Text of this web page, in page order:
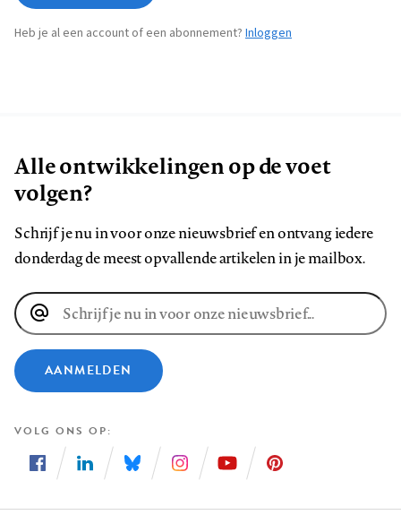
Heb je al een account of een abonnement? Inloggen
Alle ontwikkelingen op de voet
volgen?
Schrijf je nu in voor onze nieuwsbrief en ontvang iedere
donderdag de meest opvallende artikelen in je mailbox.
E-
mailadres
AANMELDEN
VOLG ONS OP
ons
ons
ons
ons
ons
ons